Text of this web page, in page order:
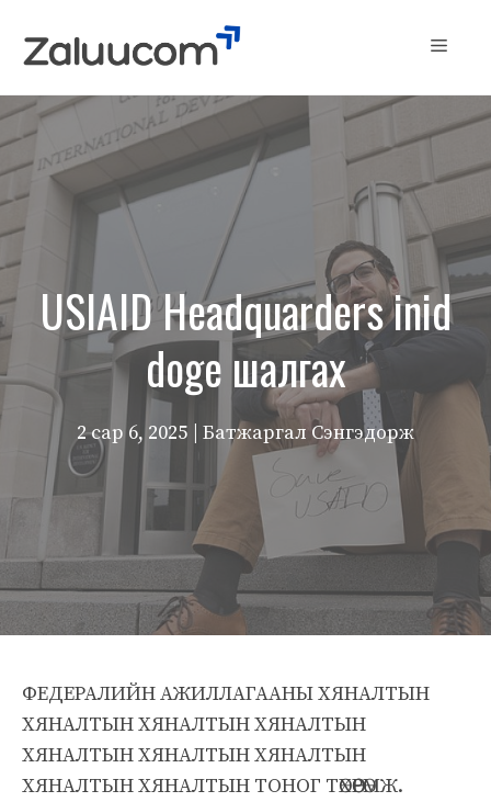
Menu
USIAID Headquarders inid
doge шалгах
2 сар 6, 2025 | Батжаргал Сэнгэдорж
ФЕДЕРАЛИЙН АЖИЛЛАГААНЫ ХЯНАЛТЫН
ХЯНАЛТЫН ХЯНАЛТЫН ХЯНАЛТЫН
ХЯНАЛТЫН ХЯНАЛТЫН ХЯНАЛТЫН
ХЯНАЛТЫН ХЯНАЛТЫН ТОНОГ ТӨХӨӨРӨМЖ.